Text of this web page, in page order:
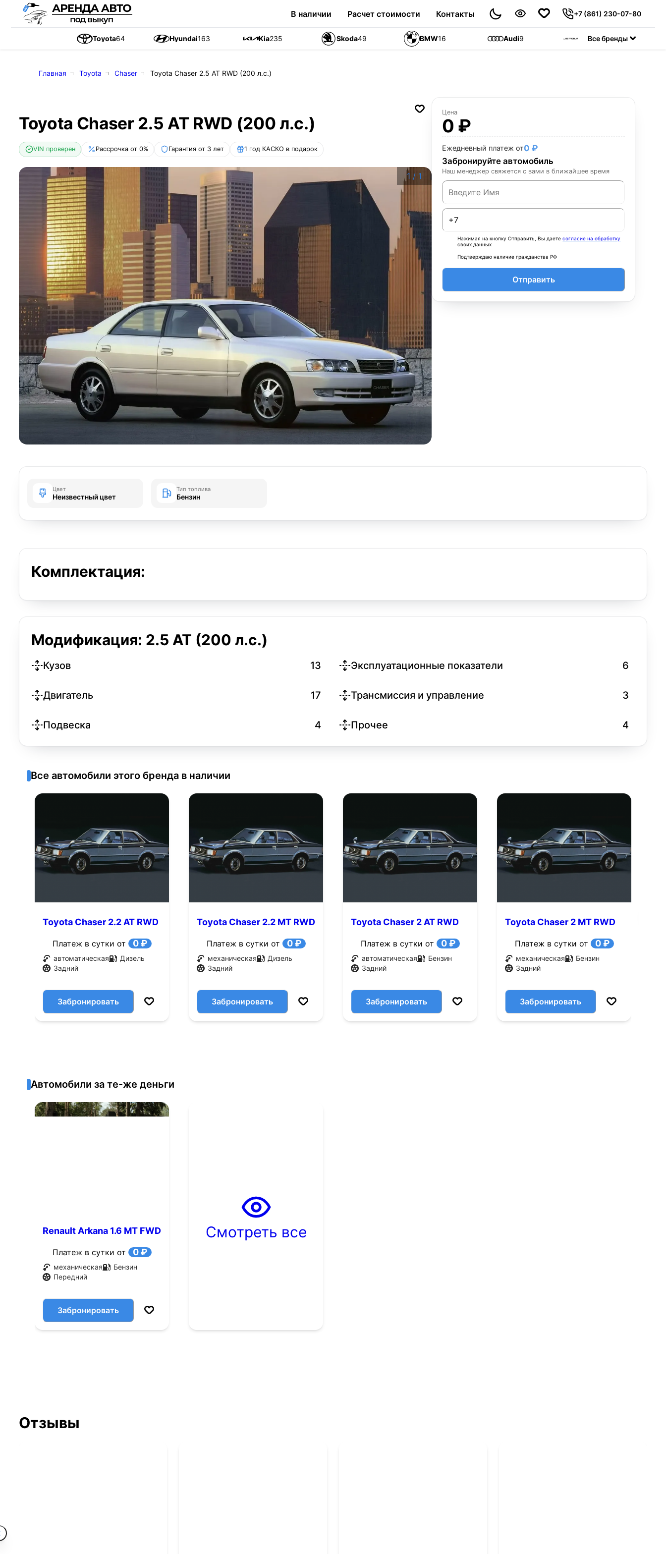
В наличии Расчет стоимости Контакты +7 (861) 230-07-80
Toyota64 Hyundai163 Kia235 Skoda49 BMW16 Audi9 Jetour55
Все бренды
Главная Toyota Chaser Toyota Chaser 2.5 AT RWD (200 л.с.)
Toyota Chaser 2.5 AT RWD (200 л.с.)
VIN проверен Рассрочка от 0% Гарантия от 3 лет 1 год КАСКО в подарок
1 / 1
Цена
0 ₽
Ежедневный платеж от0 ₽
Забронируйте автомобиль
Наш менеджер свяжется с вами в ближайшее время
Нажимая на кнопку Отправить, Вы даетесогласие на обработку
своих данных
Подтверждаю наличие гражданства РФ
Отправить
Цвет
Неизвестный цвет
Тип топлива
Бензин
Комплектация:
Модификация: 2.5 AT (200 л.с.)
Кузов 13 Эксплуатационные показатели 6
Двигатель 17 Трансмиссия и управление 3
Подвеска 4 Прочее 4
Все автомобили этого бренда в наличии
Toyota Chaser 2.2 AT RWD
Платеж в сутки от 0 ₽
автоматическая
Дизель
Задний
Забронировать
Toyota Chaser 2.2 MT RWD
Платеж в сутки от 0 ₽
механическая
Дизель
Задний
Забронировать
Toyota Chaser 2 AT RWD
Платеж в сутки от 0 ₽
автоматическая
Бензин
Задний
Забронировать
Toyota Chaser 2 MT RWD
Платеж в сутки от 0 ₽
механическая
Бензин
Задний
Забронировать
Автомобили за те-же деньги
Renault Arkana 1.6 MT FWD
Платеж в сутки от 0 ₽
механическая
Бензин
Передний
Забронировать
Смотреть все
Отзывы